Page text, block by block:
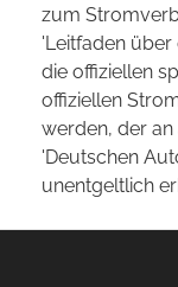
zum
'Leitfaden
die offiziellen
offiziellen
werden, der
'Deutschen
unentgeltlich